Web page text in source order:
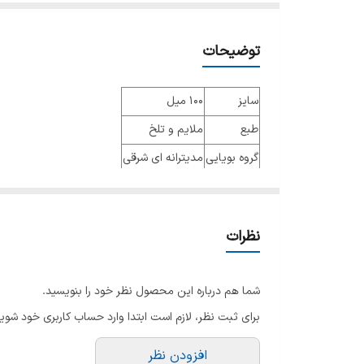
توضیحات
سایز
100 میل
طبع
ملایم و تلخ
گروه بویایی مدیترانه ای شرقی
نوع عطر
ماندگاری
خوب
پراکندگی
خوب
نظرات
شما هم درباره این محصول نظر خود را بنویسید.
برای ثبت نظر، لازم است ابتدا وارد حساب کاربری خود
افزودن نظر